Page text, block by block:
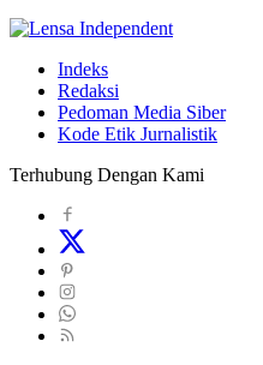
Indeks
Redaksi
Pedoman Media Siber
Kode Etik Jurnalistik
Terhubung Dengan Kami